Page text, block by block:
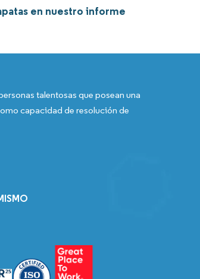
en nuestro informe
talentosas que posean una
capacidad de resolución de